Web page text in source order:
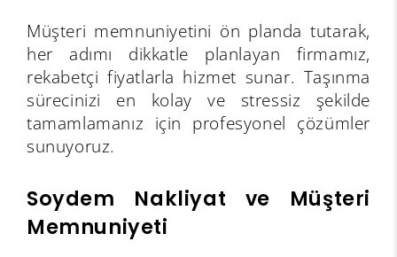
Müşteri memnuniyetini ön planda tutarak,
her adımı dikkatle planlayan firmamız,
rekabetçi fiyatlarla hizmet sunar. Taşınma
sürecinizi en kolay ve stressiz şekilde
tamamlamanız için profesyonel çözümler
sunuyoruz.
Soydem Nakliyat ve Müşteri
Memnuniyeti